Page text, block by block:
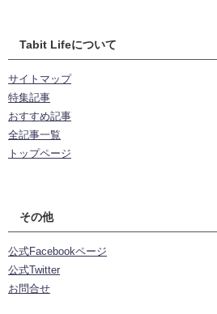
Tabit Lifeについて
サイトマップ
特集記事
おすすめ記事
全記事一覧
トップページ
その他
公式Facebookページ
公式Twitter
お問合せ